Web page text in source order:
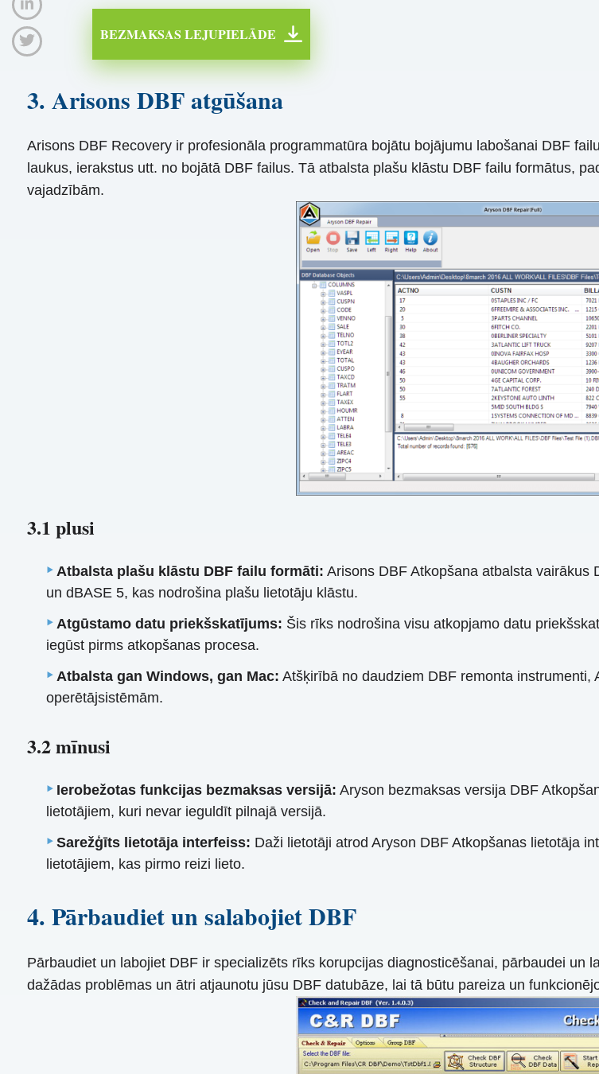
BEZMAKSAS LEJUPIELĀDE
3. Arisons DBF atgūšana
Arisons DBF Recovery ir profesionāla programmatūra bojātu bojājumu labošanai DBF
laukus, ierakstus utt. no bojātā DBF failus. Tā atbalsta plašu klāstu DBF failu formātus,
vajadzībām.
3.1 plusi
Atbalsta plašu klāstu DBF failu formāti: Arisons DBF Atkopšana atbalsta vairākus
un dBASE 5, kas nodrošina plašu lietotāju klāstu.
Atgūstamo datu priekšskatījums: Šis rīks nodrošina visu atkopjamo datu
iegūst pirms atkopšanas procesa.
Atbalsta gan Windows, gan Mac: Atšķirībā no daudziem DBF remonta
operētājsistēmām.
3.2 mīnusi
Ierobežotas funkcijas bezmaksas versijā: Aryson bezmaksas versija DBF
lietotājiem, kuri nevar ieguldīt pilnajā versijā.
Sarežģīts lietotāja interfeiss: Daži lietotāji atrod Aryson DBF Atkopšanas lietotāja
lietotājiem, kas pirmo reizi lieto.
4. Pārbaudiet un salabojiet DBF
Pārbaudiet un labojiet DBF ir specializēts rīks korupcijas diagnosticēšanai, pārbaudei un
dažādas problēmas un ātri atjaunotu jūsu DBF datubāze, lai tā būtu pareiza un